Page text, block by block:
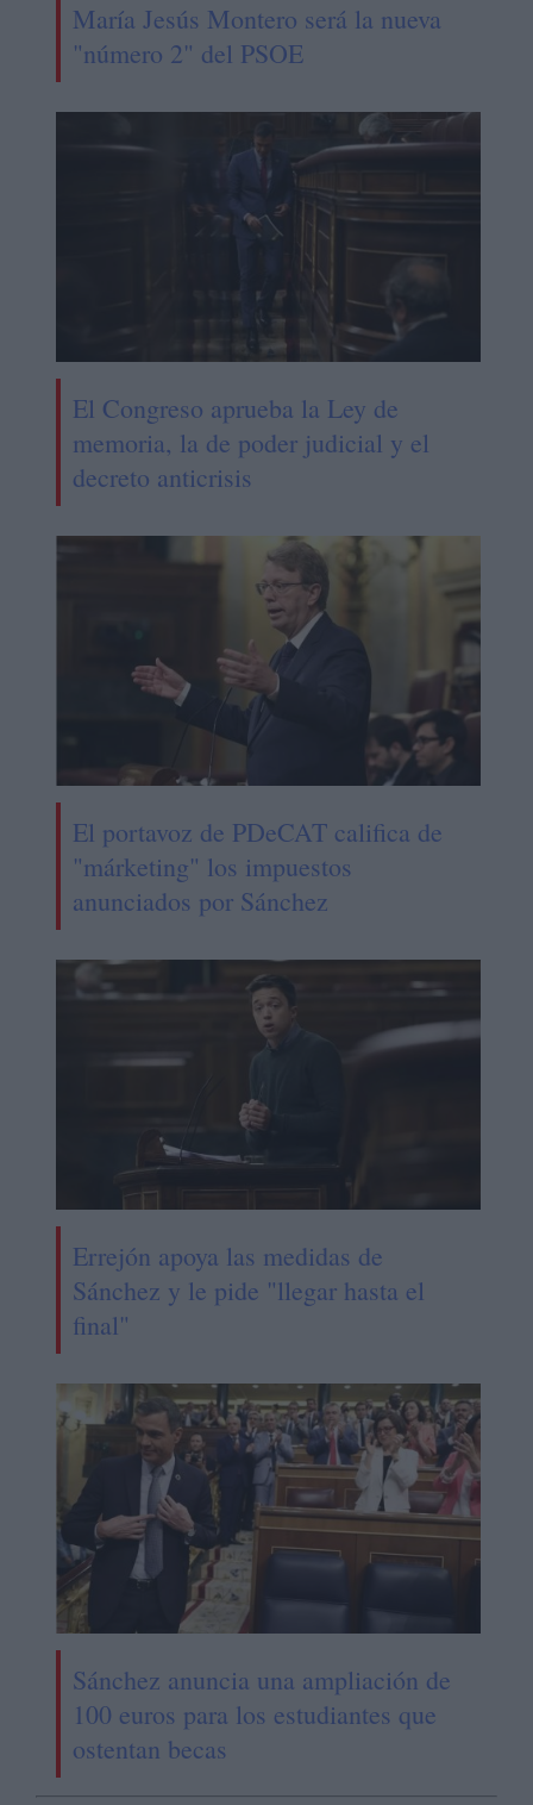
María Jesús Montero será la nueva
"número 2" del PSOE
El Congreso aprueba la Ley de
memoria, la de poder judicial y el
decreto anticrisis
El portavoz de PDeCAT califica de
"márketing" los impuestos
anunciados por Sánchez
Errejón apoya las medidas de
Sánchez y le pide "llegar hasta el
final"
Sánchez anuncia una ampliación de
100 euros para los estudiantes que
ostentan becas